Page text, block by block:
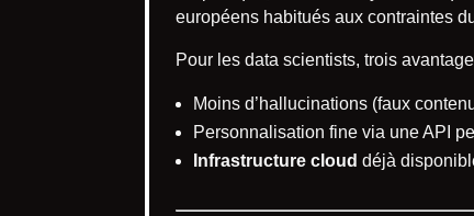
européens habitués aux contraintes
Pour les data scientists, trois
Moins d’hallucinations (faux
Personnalisation fine via une API
Infrastructure cloud déjà